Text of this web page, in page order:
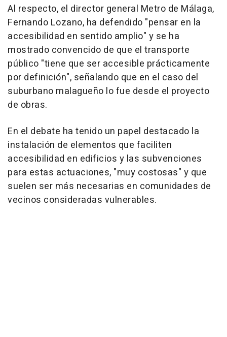
Al respecto, el director general Metro de Málaga,
Fernando Lozano, ha defendido "pensar en la
accesibilidad en sentido amplio" y se ha
mostrado convencido de que el transporte
público "tiene que ser accesible prácticamente
por definición", señalando que en el caso del
suburbano malagueño lo fue desde el proyecto
de obras.
En el debate ha tenido un papel destacado la
instalación de elementos que faciliten
accesibilidad en edificios y las subvenciones
para estas actuaciones, "muy costosas" y que
suelen ser más necesarias en comunidades de
vecinos consideradas vulnerables.